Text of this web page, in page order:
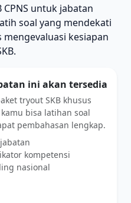
untuk jabatan
soal yang mendekati
kesiapan
ini akan tersedia
tryout SKB khusus
bisa latihan soal
pembahasan lengkap.
kompetensi
nasional